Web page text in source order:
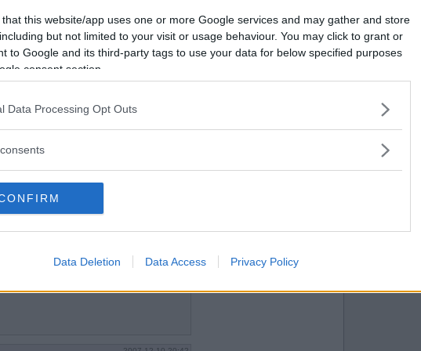
that this website/app uses one or more Google services and may gather and store
but not limited to your visit or usage behaviour. You may click to grant or
to Google and its third-party tags to use your data for below specified purposes
consent section.
Data Processing Opt Outs
Data Deletion Data Access Privacy Policy
pysslar med...vad står SM för?
Vill du bli
medlem?